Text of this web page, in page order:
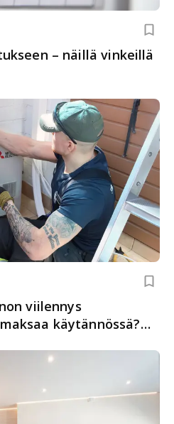
– näillä vinkeillä
viilennys
käytännössä?